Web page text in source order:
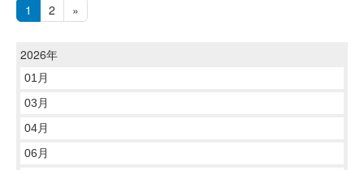
1 2 »
2026年
01月
03月
04月
06月